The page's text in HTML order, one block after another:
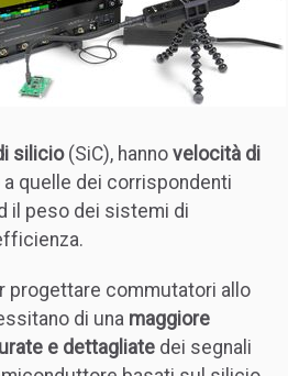
silicio(SiC), hanno velocità di
quelle dei corrispondenti
il peso dei sistemi di
progettare commutatori allo
di una maggiore
e dettagliate dei segnali